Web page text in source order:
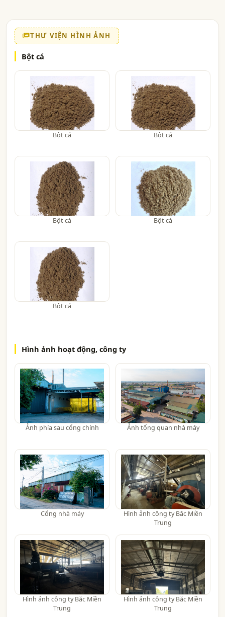
THƯ VIỆN HÌNH ẢNH
Bột cá
Bột cá Bột cá
Bột cá Bột cá
Bột cá
Hình ảnh hoạt động, công ty
Ảnh phía sau cổng chính Ảnh tổng quan nhà máy
Cổng nhà máy
Hình ảnh công ty Băc Miền
Trung
Hình ảnh công ty Băc Miền
Trung
Hình ảnh công ty Băc Miền
Trung